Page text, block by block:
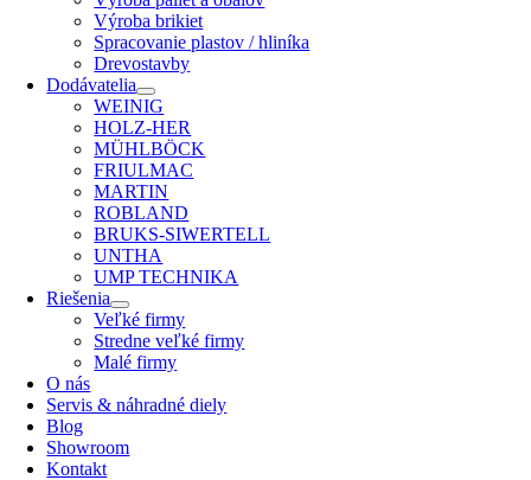
Výroba brikiet
Spracovanie plastov / hliníka
Drevostavby
Dodávatelia
WEINIG
HOLZ-HER
MÜHLBÖCK
FRIULMAC
MARTIN
ROBLAND
BRUKS-SIWERTELL
UNTHA
UMP TECHNIKA
Riešenia
Veľké firmy
Stredne veľké firmy
Malé firmy
O nás
Servis & náhradné diely
Blog
Showroom
Kontakt